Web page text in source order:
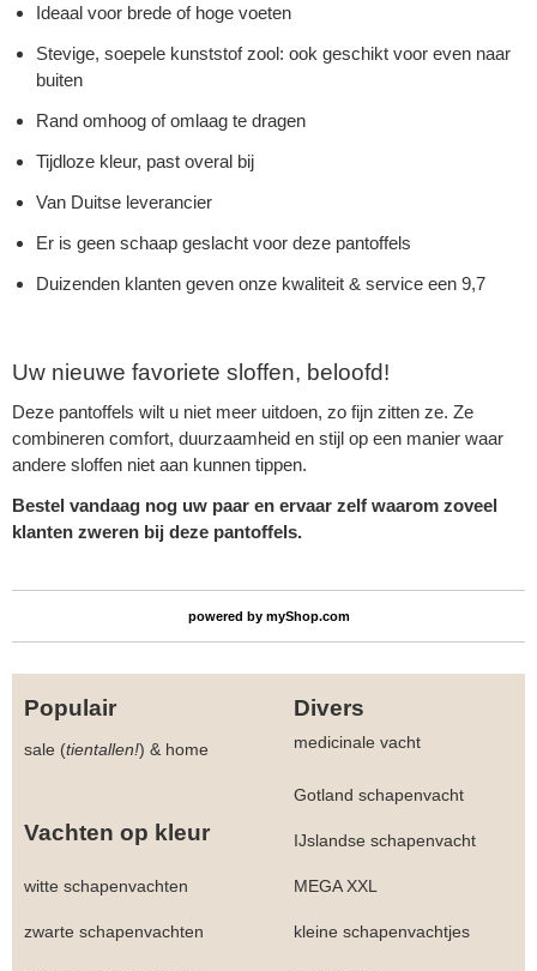
Ideaal voor brede of hoge voeten
Stevige, soepele kunststof zool: ook geschikt voor even naar
buiten
Rand omhoog of omlaag te dragen
Tijdloze kleur, past overal bij
Van Duitse leverancier
Er is geen schaap geslacht voor deze pantoffels
Duizenden klanten geven onze kwaliteit & service een 9,7
Uw nieuwe favoriete sloffen, beloofd!
Deze pantoffels wilt u niet meer uitdoen, zo fijn zitten ze. Ze
combineren comfort, duurzaamheid en stijl op een manier waar
andere sloffen niet aan kunnen tippen.
Bestel vandaag nog uw paar en ervaar zelf waarom zoveel
klanten zweren bij deze pantoffels.
powered by myShop.com
Populair Divers
sale (tientallen!) & home medicinale vacht
Gotland schapenvacht
Vachten op kleur IJslandse schapenvacht
witte schapenvachten MEGA XXL
zwarte schapenvachten kleine schapenvachtjes